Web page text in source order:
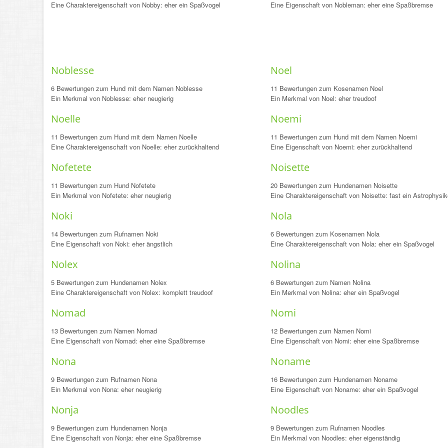
Eine Charaktereigenschaft von Nobby: eher ein Spaßvogel Eine Eigenschaft von Nobleman: eher eine Spaßbremse
Noblesse
6 Bewertungen zum Hund mit dem Namen Noblesse
Ein Merkmal von Noblesse: eher neugierig
Noel
11 Bewertungen zum Kosenamen Noel
Ein Merkmal von Noel: eher treudoof
Noelle
11 Bewertungen zum Hund mit dem Namen Noelle
Eine Charaktereigenschaft von Noelle: eher zurückhaltend
Noemi
11 Bewertungen zum Hund mit dem Namen Noemi
Eine Eigenschaft von Noemi: eher zurückhaltend
Nofetete
11 Bewertungen zum Hund Nofetete
Ein Merkmal von Nofetete: eher neugierig
Noisette
20 Bewertungen zum Hundenamen Noisette
Eine Charaktereigenschaft von Noisette: fast ein
Noki
14 Bewertungen zum Rufnamen Noki
Eine Eigenschaft von Noki: eher ängstlich
Nola
6 Bewertungen zum Kosenamen Nola
Eine Charaktereigenschaft von Nola: eher ein Spaßvogel
Nolex
5 Bewertungen zum Hundenamen Nolex
Eine Charaktereigenschaft von Nolex: komplett treudoof
Nolina
6 Bewertungen zum Namen Nolina
Ein Merkmal von Nolina: eher ein Spaßvogel
Nomad
13 Bewertungen zum Namen Nomad
Eine Eigenschaft von Nomad: eher eine Spaßbremse
Nomi
12 Bewertungen zum Namen Nomi
Eine Eigenschaft von Nomi: eher eine Spaßbremse
Nona
9 Bewertungen zum Rufnamen Nona
Ein Merkmal von Nona: eher neugierig
Noname
16 Bewertungen zum Hundenamen Noname
Eine Eigenschaft von Noname: eher ein Spaßvogel
Nonja
9 Bewertungen zum Hundenamen Nonja
Eine Eigenschaft von Nonja: eher eine Spaßbremse
Noodles
9 Bewertungen zum Rufnamen Noodles
Ein Merkmal von Noodles: eher eigenständig